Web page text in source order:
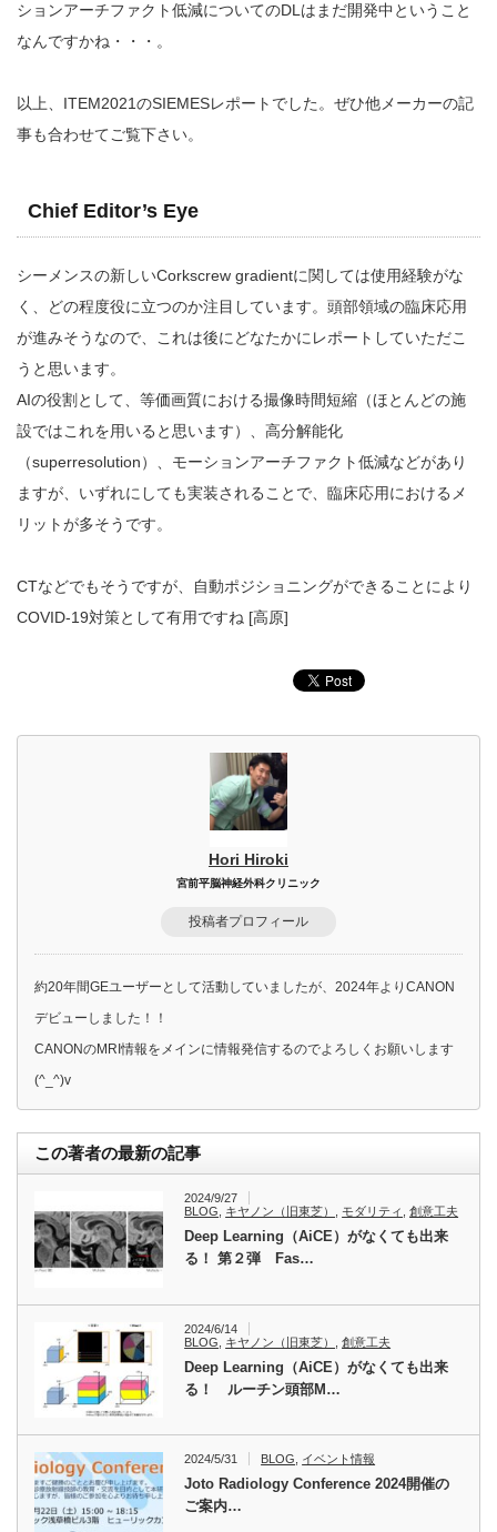
ションアーチファクト低減についてのDLはまだ開発中ということ
なんですかね・・・。
以上、ITEM2021のSIEMESレポートでした。ぜひ他メーカーの記
事も合わせてご覧下さい。
Chief Editor’s Eye
シーメンスの新しいCorkscrew gradientに関しては使用経験がな
く、どの程度役に立つのか注目しています。頭部領域の臨床応用
が進みそうなので、これは後にどなたかにレポートしていただこ
うと思います。
AIの役割として、等価画質における撮像時間短縮（ほとんどの施
設ではこれを用いると思います）、高分解能化
（superresolution）、モーションアーチファクト低減などがあり
ますが、いずれにしても実装されることで、臨床応用におけるメ
リットが多そうです。
CTなどでもそうですが、自動ポジショニングができることにより
COVID-19対策として有用ですね [高原]
Hori Hiroki
宮前平脳神経外科クリニック
投稿者プロフィール
約20年間GEユーザーとして活動していましたが、2024年よりCANON
デビューしました！！
CANONのMRI情報をメインに情報発信するのでよろしくお願いします
(^_^)v
この著者の最新の記事
2024/9/27
BLOG
キヤノン（旧東芝） ,モダリティ ,創意工夫
Deep Learning（AiCE）がなくても出来
る！ 第２弾 Fas…
2024/6/14
BLOG
キヤノン（旧東芝） ,創意工夫
Deep Learning（AiCE）がなくても出来
る！ ルーチン頭部M…
2024/5/31 BLOG イベント情報
Joto Radiology Conference 2024開催の
ご案内…